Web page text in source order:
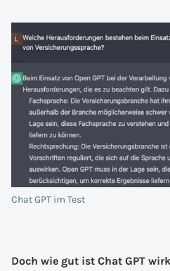
Chat GPT im Test
Doch wie gut ist Chat GPT